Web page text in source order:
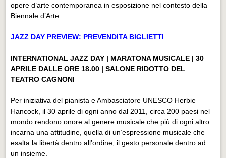
opere d’arte contemporanea in esposizione nel contesto della
Biennale d’Arte.
JAZZ DAY PREVIEW: PREVENDITA BIGLIETTI
INTERNATIONAL JAZZ DAY | MARATONA MUSICALE | 30
APRILE DALLE ORE 18.00 | SALONE RIDOTTO DEL
TEATRO CAGNONI
Per iniziativa del pianista e Ambasciatore UNESCO Herbie
Hancock, il 30 aprile di ogni anno dal 2011, circa 200 paesi nel
mondo rendono onore al genere musicale che più di ogni altro
incarna una attitudine, quella di un’espressione musicale che
esalta la libertà dentro all’ordine, il gesto personale dentro ad
un insieme.